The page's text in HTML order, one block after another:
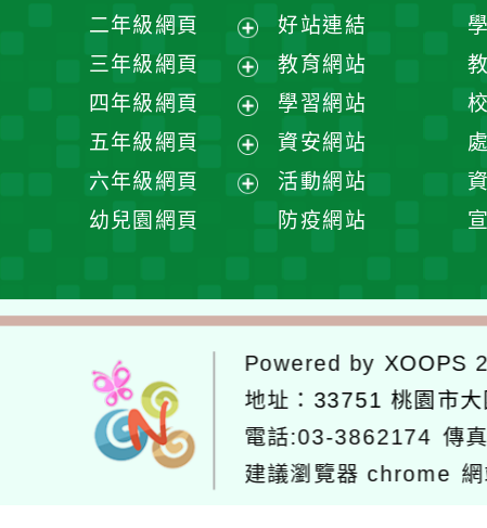
展
開
選
單
二年級網頁
展
選
單
三年級網頁
展
選
單
四年級網頁
展
選
五年級網頁
展
開
六年級網頁
單
幼兒園網頁
好站連結
教育網站
學習網站
資安網站
活動網站
防疫網站
Powered by XOOPS
地址： 33751 桃園市
電話:03-3862174 傳
建議瀏覽器 chrome